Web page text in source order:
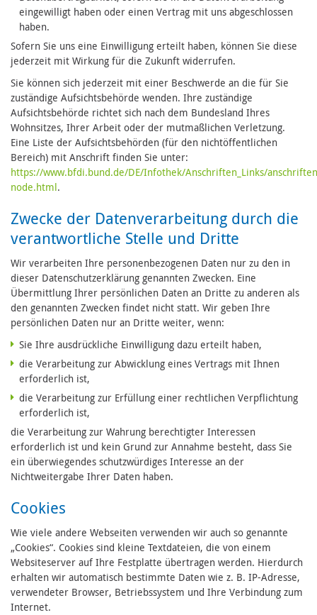
eingewilligt haben oder einen Vertrag mit uns abgeschlossen
haben.
Sofern Sie uns eine Einwilligung erteilt haben, können Sie diese
jederzeit mit Wirkung für die Zukunft widerrufen.
Sie können sich jederzeit mit einer Beschwerde an die für Sie
zuständige Aufsichtsbehörde wenden. Ihre zuständige
Aufsichtsbehörde richtet sich nach dem Bundesland Ihres
Wohnsitzes, Ihrer Arbeit oder der mutmaßlichen Verletzung.
Eine Liste der Aufsichtsbehörden (für den nichtöffentlichen
Bereich) mit Anschrift finden Sie unter:
https://www.bfdi.bund.de/DE/Infothek/Anschriften_Links/
node.html.
Zwecke der Datenverarbeitung durch die
verantwortliche Stelle und Dritte
Wir verarbeiten Ihre personenbezogenen Daten nur zu den in
dieser Datenschutzerklärung genannten Zwecken. Eine
Übermittlung Ihrer persönlichen Daten an Dritte zu anderen als
den genannten Zwecken findet nicht statt. Wir geben Ihre
persönlichen Daten nur an Dritte weiter, wenn:
Sie Ihre ausdrückliche Einwilligung dazu erteilt haben,
die Verarbeitung zur Abwicklung eines Vertrags mit Ihnen
erforderlich ist,
die Verarbeitung zur Erfüllung einer rechtlichen Verpflichtung
erforderlich ist,
die Verarbeitung zur Wahrung berechtigter Interessen
erforderlich ist und kein Grund zur Annahme besteht, dass Sie
ein überwiegendes schutzwürdiges Interesse an der
Nichtweitergabe Ihrer Daten haben.
Cookies
Wie viele andere Webseiten verwenden wir auch so genannte
„Cookies“. Cookies sind kleine Textdateien, die von einem
Websiteserver auf Ihre Festplatte übertragen werden. Hierdurch
erhalten wir automatisch bestimmte Daten wie z. B. IP-Adresse,
verwendeter Browser, Betriebssystem und Ihre Verbindung zum
Internet.